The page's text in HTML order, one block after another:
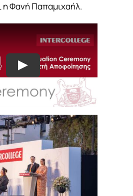
η Φανή Παπαμιχαήλ.